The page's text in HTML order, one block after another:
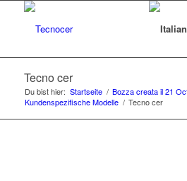
Tecno cer
Du bist hier: Startseite / Bozza creata il 21
Kundenspezifische Modelle / Tecno cer